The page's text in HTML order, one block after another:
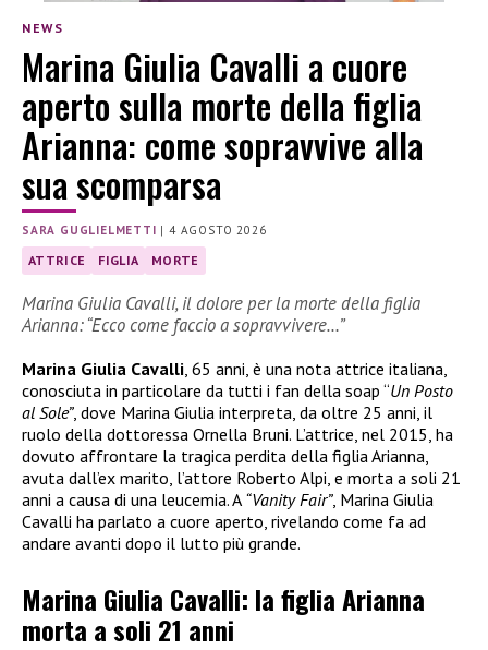
NEWS
Marina Giulia Cavalli a cuore
aperto sulla morte della figlia
Arianna: come sopravvive alla
sua scomparsa
SARA GUGLIELMETTI |4 AGOSTO 2026
ATTRICE FIGLIA MORTE
Marina Giulia Cavalli, il dolore per la morte della figlia
Arianna: “Ecco come faccio a sopravvivere…”
Marina Giulia Cavalli, 65 anni, è una nota attrice italiana,
conosciuta in particolare da tutti i fan della soap “Un Posto
al Sole”, dove Marina Giulia interpreta, da oltre 25 anni, il
ruolo della dottoressa Ornella Bruni. L’attrice, nel 2015, ha
dovuto affrontare la tragica perdita della figlia Arianna,
avuta dall’ex marito, l’attore Roberto Alpi, e morta a soli 21
anni a causa di una leucemia. A “Vanity Fair”, Marina Giulia
Cavalli ha parlato a cuore aperto, rivelando come fa ad
andare avanti dopo il lutto più grande.
Marina Giulia Cavalli: la figlia Arianna
morta a soli 21 anni